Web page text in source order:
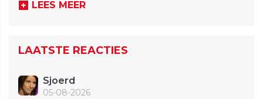
LEES MEER
LAATSTE REACTIES
Sjoerd
05-08-2026